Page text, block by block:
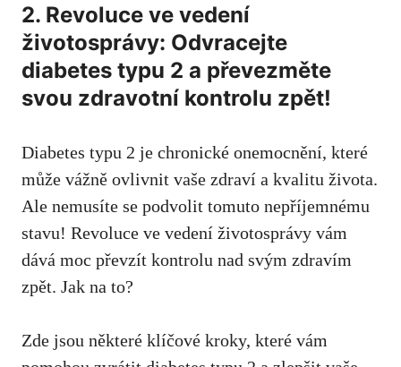
2. Revoluce ve vedení
životosprávy: Odvracejte
diabetes typu 2 a převezměte
svou zdravotní kontrolu zpět!
Diabetes typu 2 je chronické onemocnění, které
může vážně⁣ ovlivnit vaše zdraví a kvalitu života.
Ale nemusíte ‌se podvolit​ tomuto nepříjemnému
stavu! ⁤Revoluce ve vedení životosprávy⁢ vám
dává moc převzít kontrolu nad svým ‍zdravím
zpět. Jak na to?
Zde jsou některé​ klíčové kroky, které ‍vám